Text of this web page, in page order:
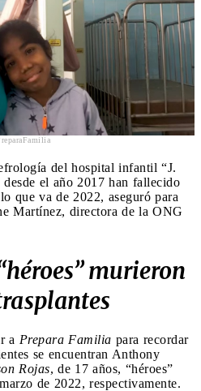
del hospital infantil “J.
el año 2017 han fallecido
que va de 2022, aseguró para
Martínez, directora de la ONG
murieron
a Prepara Familia para recordar
se encuentran Anthony
Rojas, de 17 años, “héroes”
de 2022, respectivamente.